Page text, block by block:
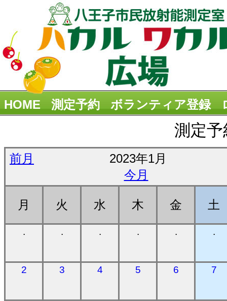
HOME 測定予約 ボランティア登録
測定
前月
2023年1月
今月
月 火 水 木 金 土
. . . . . .
2 3 4 5 6 7